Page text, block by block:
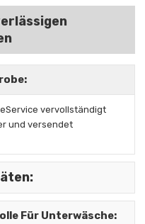
Service vervollständigt
und versendet
:
Für Unterwäsche: